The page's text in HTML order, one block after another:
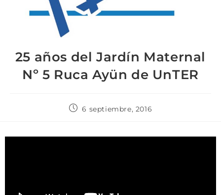
25 años del Jardín Maternal
Nº 5 Ruca Ayün de UnTER
6 septiembre, 2016